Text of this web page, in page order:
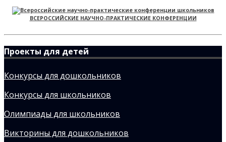
ВСЕРОССИЙСКИЕ НАУЧНО-ПРАКТИЧЕСКИЕ КОНФЕРЕНЦИИ
Проекты для детей
Конкурсы для дошкольников
Конкурсы для школьников
Олимпиады для школьников
Викторины для дошкольников